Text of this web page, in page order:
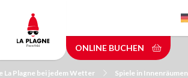
main
content
ONLINE BUCHEN
La Plagne bei jedem Wetter Spiele in Innenräumen